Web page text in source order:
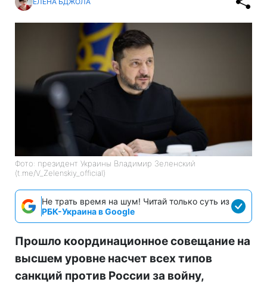
Фото: президент Украины Владимир Зеленский
(t.me/V_Zelenskiy_official)
Не трать время на шум! Читай только суть из
РБК-Украина в Google
Прошло координационное совещание на
высшем уровне насчет всех типов
санкций против России за войну,